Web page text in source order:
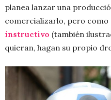
planea lanzar una
comercializarlo, pero como
instructivo (también
quieran, hagan su propio